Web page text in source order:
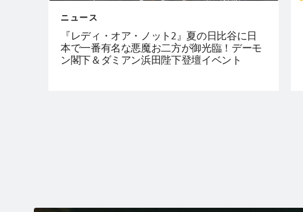
ニュース
『レディ・オア・ノット2』夏の日比谷に日
本で一番有名な悪魔お二方が御光臨！デーモ
ン閣下＆ダミアン浜田陛下登壇イベント